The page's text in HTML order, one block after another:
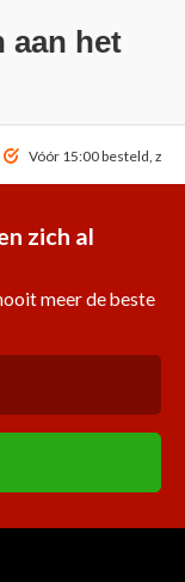
aan het
Vóór 15:00 besteld,
zich al
meer de beste